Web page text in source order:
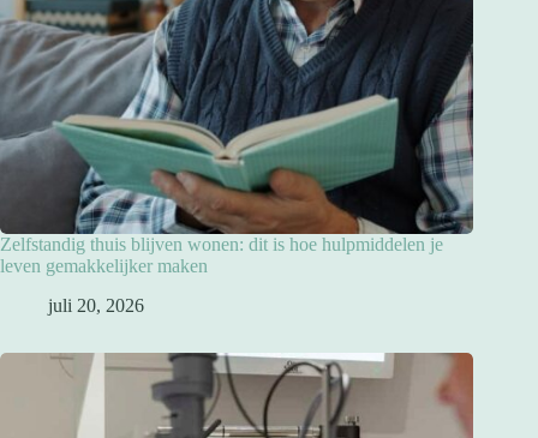
Zelfstandig thuis blijven wonen: dit is hoe hulpmiddelen je
leven gemakkelijker maken
juli 20, 2026